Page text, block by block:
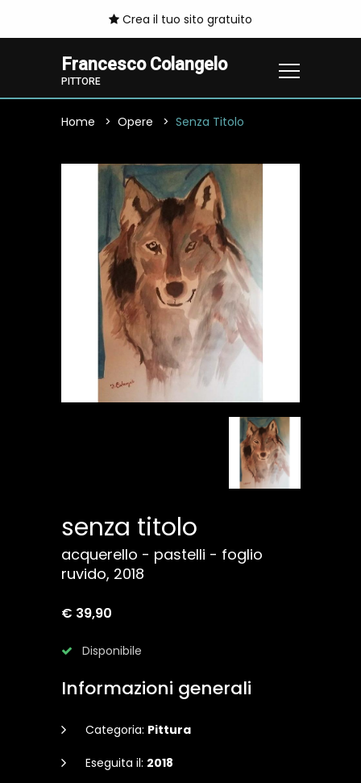
Crea il tuo sito gratuito
Francesco Colangelo
PITTORE
Home Opere Senza Titolo
senza titolo
acquerello - pastelli - foglio
ruvido, 2018
€ 39,90
Disponibile
Informazioni generali
Categoria: Pittura
Eseguita il: 2018